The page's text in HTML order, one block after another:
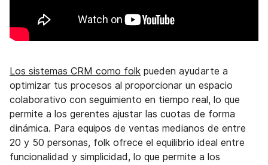
Los sistemas CRM como folk pueden ayudarte a
optimizar tus procesos al proporcionar un espacio
colaborativo con seguimiento en tiempo real, lo que
permite a los gerentes ajustar las cuotas de forma
dinámica. Para equipos de ventas medianos de entre
20 y 50 personas, folk ofrece el equilibrio ideal entre
funcionalidad y simplicidad, lo que permite a los